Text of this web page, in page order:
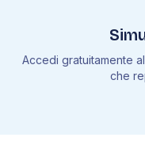
Accedi gratuitamente
che